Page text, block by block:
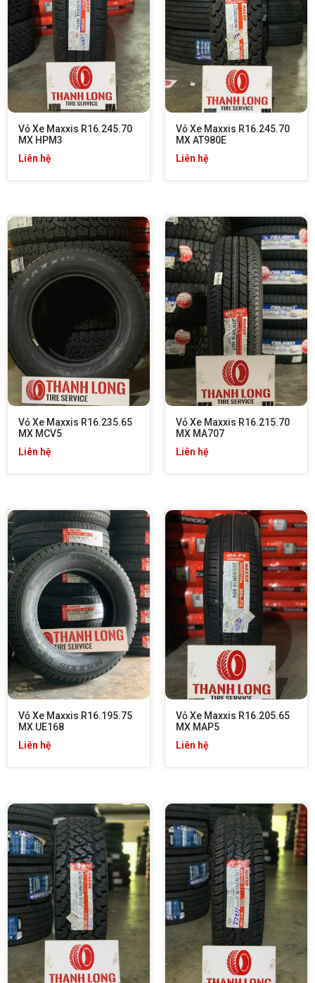
Vỏ Xe Maxxis R16.245.70
MX HPM3
Liên hệ
Vỏ Xe Maxxis R16.245.70
MX AT980E
Liên hệ
Vỏ Xe Maxxis R16.235.65
MX MCV5
Liên hệ
Vỏ Xe Maxxis R16.215.70
MX MA707
Liên hệ
Vỏ Xe Maxxis R16.195.75
MX UE168
Liên hệ
Vỏ Xe Maxxis R16.205.65
MX MAP5
Liên hệ